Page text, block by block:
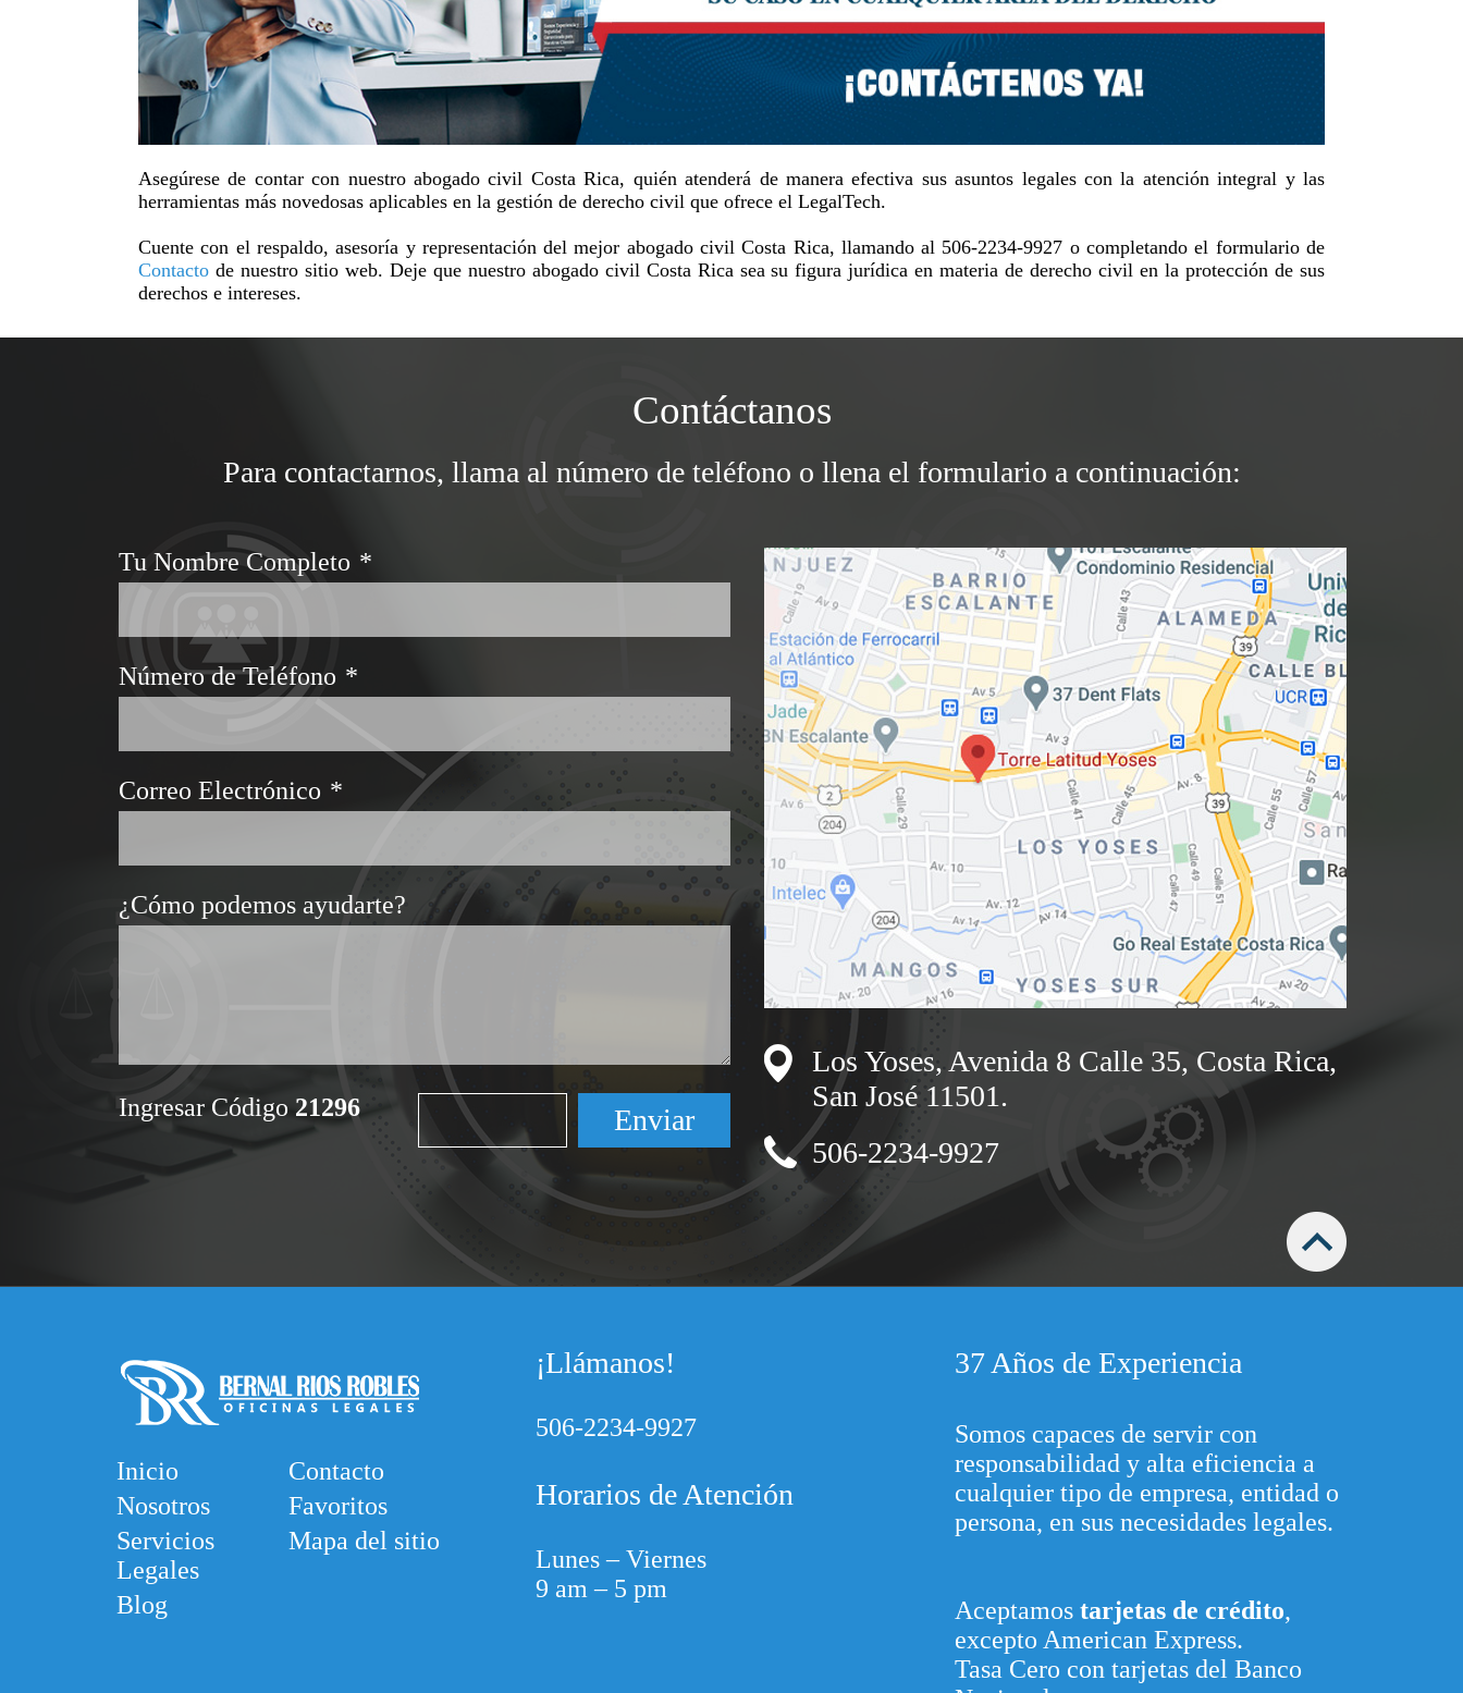
Asegúrese de contar con nuestro abogado civil Costa Rica, quién atenderá de manera efectiva sus asuntos legales con la atención integral y las
herramientas más novedosas aplicables en la gestión de derecho civil que ofrece el LegalTech.
Cuente con el respaldo, asesoría y representación del mejor abogado civil Costa Rica, llamando al 506-2234-9927 o completando el formulario de
Contacto de nuestro sitio web. Deje que nuestro abogado civil Costa Rica sea su figura jurídica en materia de derecho civil en la protección de sus
derechos e intereses.
Contáctanos
Para contactarnos, llama al número de teléfono o llena el formulario a continuación:
*
Tu Nombre Completo
*
Número de Teléfono
*
Correo Electrónico
¿Cómo podemos ayudarte?
Ingresar Código 21296
Los Yoses, Avenida 8 Calle 35, Costa Rica,
San José 11501.
506-2234-9927
Inicio
Nosotros
Servicios
Legales
Blog
Contacto
Favoritos
Mapa del sitio
¡Llámanos!
506-2234-9927
Horarios de Atención
Lunes – Viernes
9 am – 5 pm
37 Años de Experiencia
Somos capaces de servir con
responsabilidad y alta eficiencia a
cualquier tipo de empresa, entidad o
persona, en sus necesidades legales.
Aceptamos tarjetas de crédito,
excepto American Express.
Tasa Cero con tarjetas del Banco